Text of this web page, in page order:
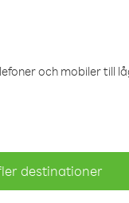
och mobiler till
destinationer